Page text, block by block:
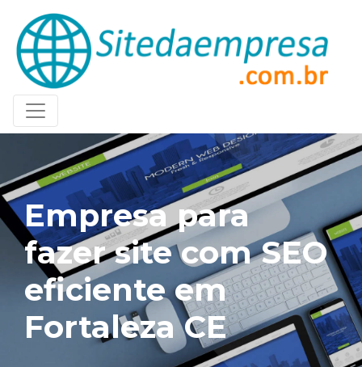
Empresa para
fazer site com SEO
eficiente em
Fortaleza CE